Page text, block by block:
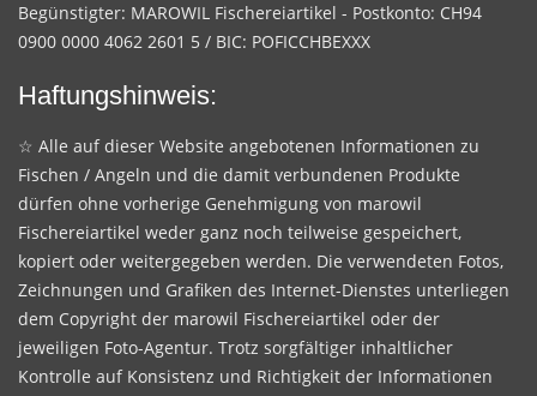
Begünstigter: MAROWIL Fischereiartikel - Postkonto: CH94
0900 0000 4062 2601 5 / BIC: POFICCHBEXXX
Haftungshinweis:
☆ Alle auf dieser Website angebotenen Informationen zu
Fischen / Angeln und die damit verbundenen Produkte
dürfen ohne vorherige Genehmigung von marowil
Fischereiartikel weder ganz noch teilweise gespeichert,
kopiert oder weitergegeben werden. Die verwendeten Fotos,
Zeichnungen und Grafiken des Internet-Dienstes unterliegen
dem Copyright der marowil Fischereiartikel oder der
jeweiligen Foto-Agentur. Trotz sorgfältiger inhaltlicher
Kontrolle auf Konsistenz und Richtigkeit der Informationen